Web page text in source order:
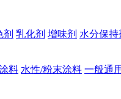
剂 乳化剂 增味剂 水分保持
料 水性/粉末涂料 一般通